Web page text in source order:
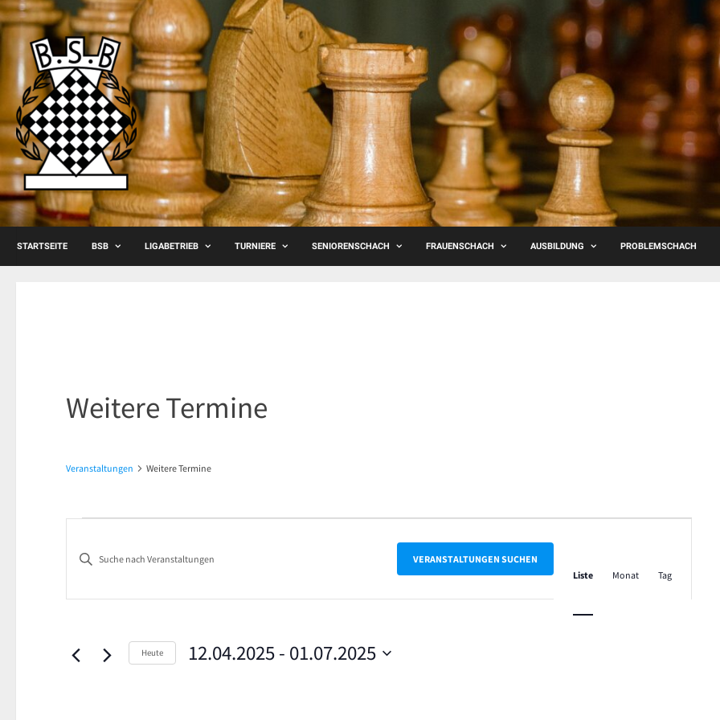
Skip
to
content
STARTSEITE BSB LIGABETRIEB TURNIERE SENIORENSCHACH FRAUENSCHACH AUSBILDUNG PROBLEMSCHACH
Weitere Termine
Veranstaltungen Weitere Termine
Suche
und
Ansichten,
Navigation
Bitte
eingeben.
nach
Veranstaltungen
VERANSTALTUNGEN SUCHEN
Navigation
Liste Monat Tag
Heute 12.04.2025 - 01.07.2025